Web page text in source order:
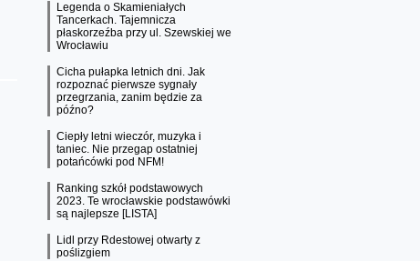
Legenda o Skamieniałych
Tancerkach. Tajemnicza
płaskorzeźba przy ul. Szewskiej we
Wrocławiu
Cicha pułapka letnich dni. Jak
rozpoznać pierwsze sygnały
przegrzania, zanim będzie za
późno?
Ciepły letni wieczór, muzyka i
taniec. Nie przegap ostatniej
potańcówki pod NFM!
Ranking szkół podstawowych
2023. Te wrocławskie podstawówki
są najlepsze [LISTA]
Lidl przy Rdestowej otwarty z
poślizgiem